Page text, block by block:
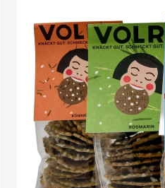
ROSMARIN